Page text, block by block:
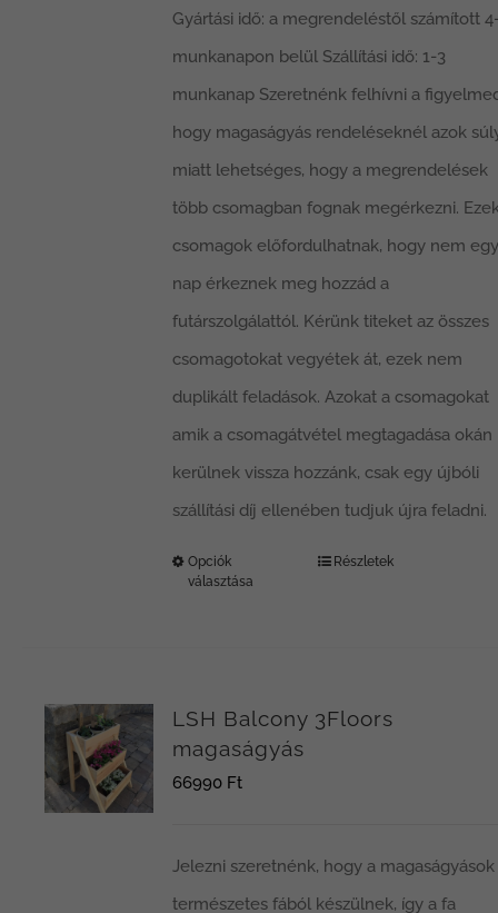
Gyártási idő: a megrendeléstől számított
munkanapon belül Szállítási idő: 1-3
munkanap Szeretnénk felhívni a
hogy magaságyás rendeléseknél azok
miatt lehetséges, hogy a megrendelések
több csomagban fognak megérkezni.
csomagok előfordulhatnak, hogy nem egy
nap érkeznek meg hozzád a
futárszolgálattól. Kérünk titeket az összes
csomagotokat vegyétek át, ezek nem
duplikált feladások. Azokat a csomagokat
amik a csomagátvétel megtagadása okán
kerülnek vissza hozzánk, csak egy újbóli
szállítási díj ellenében tudjuk újra feladni.
Opciók
választása
Ennek
variációja
a
Részletek
LSH Balcony 3Floors
magaságyás
66990 Ft
Jelezni szeretnénk, hogy a magaságyások
természetes fából készülnek, így a fa